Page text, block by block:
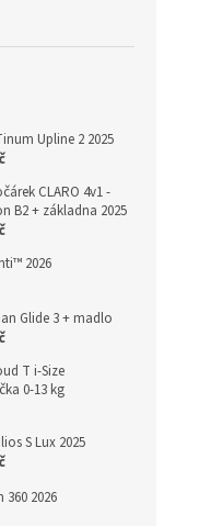
Upline 2 2025
CLARO 4v1 -
B2 + základna 2025
2026
Glide 3 + madlo
T i-Size
0-13 kg
S Lux 2025
360 2026